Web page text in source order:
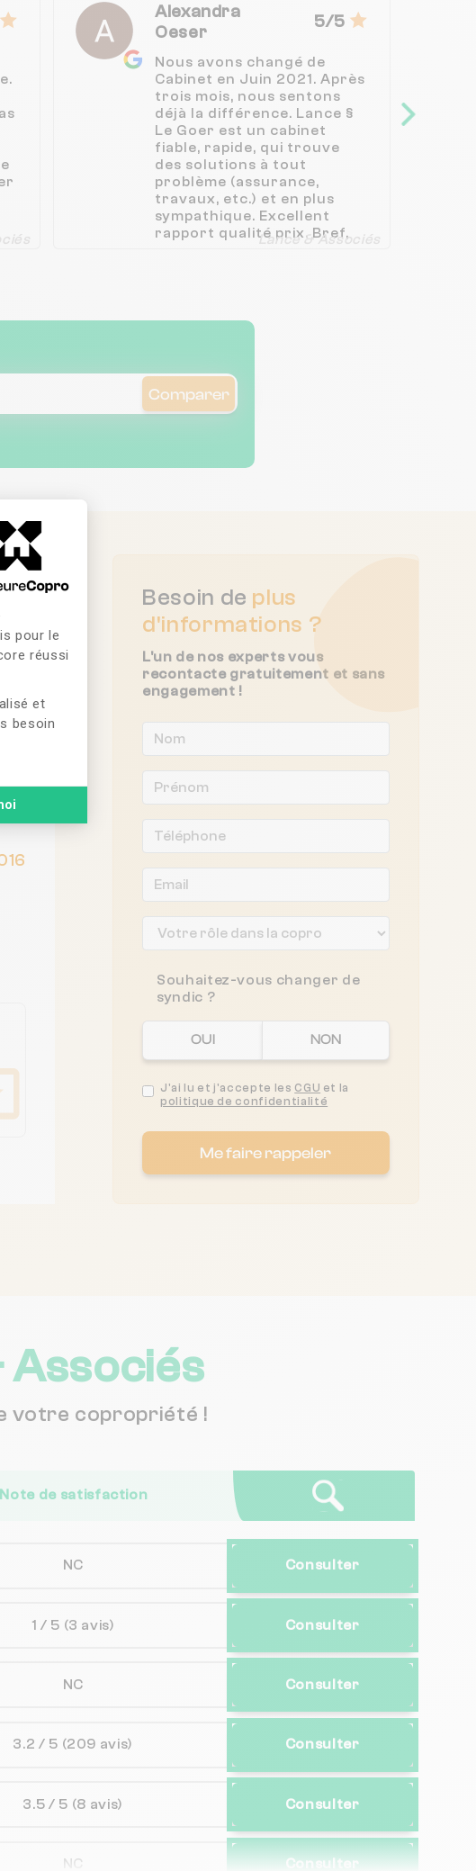
: Personnalisez vos Options
pour le
réussi
et
besoin
Alexandra
Oeser
5/5
Nous avons changé de
Cabinet en Juin 2021. Après
trois mois, nous sentons
déjà la différence. Lance §
Le Goer est un cabinet
fiable, rapide, qui trouve
des solutions à tout
problème (assurance,
travaux, etc.) et en plus
sympathique. Excellent
rapport qualité prix. Bref,
Lance & Associés
Comparer
Besoin de plus
d'informations ?
L'un de nos experts vous
recontacte gratuitement et sans
engagement !
Souhaitez-vous changer de
syndic ?
OUI NON
J'ai lu et j'accepte les CGU et la
politique de confidentialité
Me faire rappeler
Associés
votre copropriété !
Note de satisfaction
NC Consulter
1 / 5 (3 avis) Consulter
NC Consulter
3.2 / 5 (209 avis) Consulter
3.5 / 5 (8 avis) Consulter
NC Consulter